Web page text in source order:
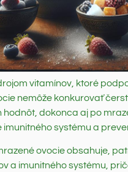
vitamínov, ktoré
nemôže konkurovať
dokonca aj po
systému a
ovocie obsahuje,
a imunitného systému,